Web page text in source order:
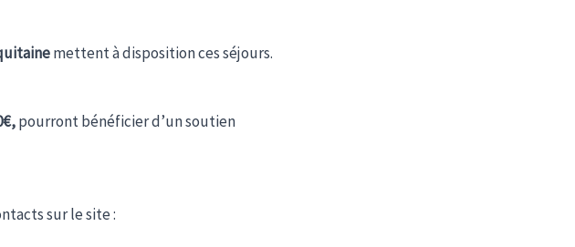
mettent à disposition ces séjours.
pourront bénéficier d’un soutien
sur le site :